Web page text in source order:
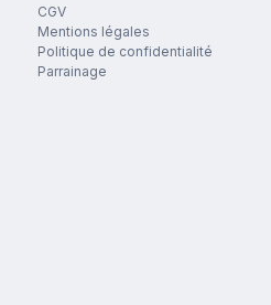
CGV
Mentions légales
Politique de confidentialité
Parrainage